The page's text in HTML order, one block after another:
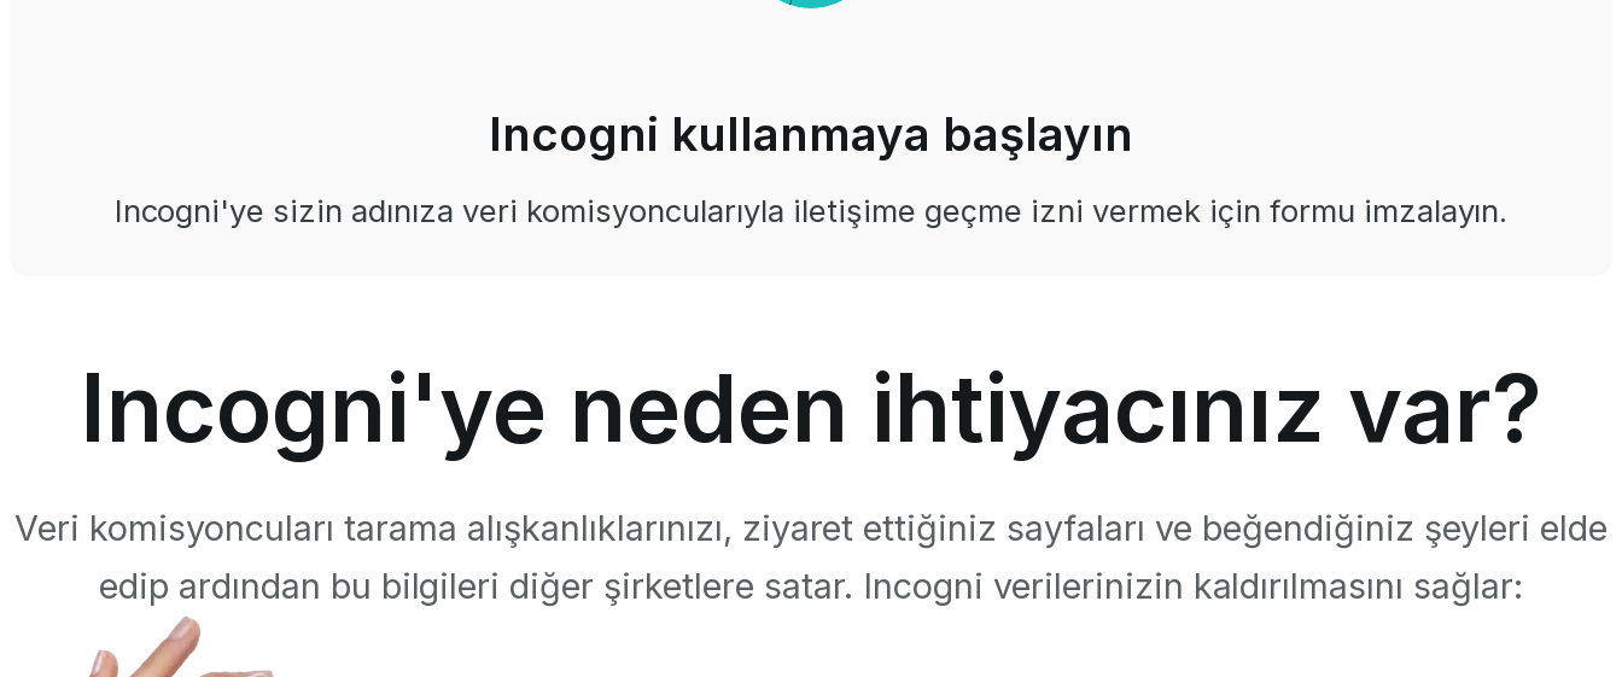
Incogni kullanmaya başlayın
Incogni'ye sizin adınıza veri komisyoncularıyla iletişime geçme izni vermek için formu imzalayın.
Incogni'ye neden ihtiyacınız var?
Veri komisyoncuları tarama alışkanlıklarınızı, ziyaret ettiğiniz sayfaları ve beğendiğiniz şeyleri elde
edip ardından bu bilgileri diğer şirketlere satar. Incogni verilerinizin kaldırılmasını sağlar: